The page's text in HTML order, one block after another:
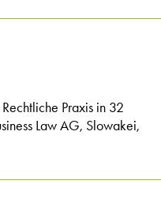
Praxis in 32
Law AG, Slowakei,